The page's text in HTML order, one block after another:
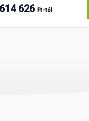
626 Ft-tól